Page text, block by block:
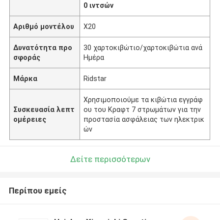
0 ιντσών
Αριθμό μοντέλου X20
Δυνατότητα προ
σφοράς
30 χαρτοκιβώτιο/χαρτοκιβώτια ανά
Ημέρα
Μάρκα Ridstar
Συσκευασία λεπτ
ομέρειες
Χρησιμοποιούμε τα κιβώτια εγγράφ
ου του Κραφτ 7 στρωμάτων για την
προστασία ασφάλειας των ηλεκτρικ
ών
Δείτε περισσότερων
Περίπου εμείς